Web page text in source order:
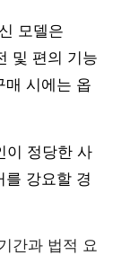
모델은
및 편의 기능
매 시에는 옵
이 정당한 사
를 강요할 경
간과 법적 요